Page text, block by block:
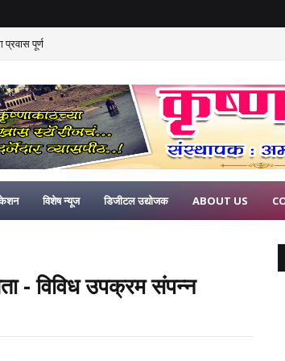
पूर्ण
विशेष न्यूज डिजीटल उद्योजक ABOUT US
- विविध उपक्रम संपन्न